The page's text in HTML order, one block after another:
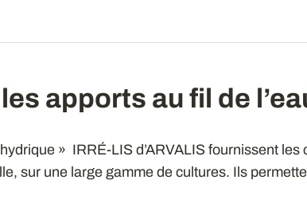
apports au fil de
» IRRÉ-LIS d’ARVALIS fournissent
sur une large gamme de cultures. Ils